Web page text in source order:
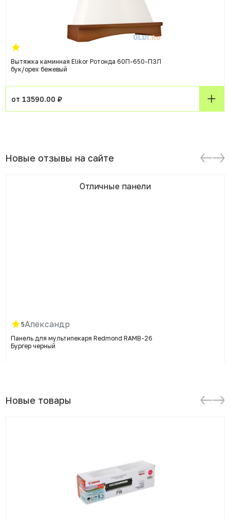
Вытяжка каминная Elikor Ротонда 60П-650-П3Л
бук/орех бежевый
от 13590.00 ₽
Новые отзывы на сайте
Отличные панели
5Александр
Панель для мультипекаря Redmond RAMB-26
Бургер черный
Новые товары